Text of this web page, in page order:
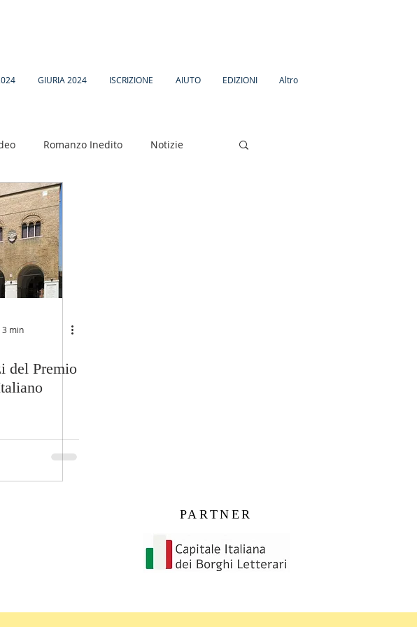
GIURIA 2024 ISCRIZIONE AIUTO EDIZIONI Altro
Romanzo Inedito Notizie
3 min
del Premio
PARTNER